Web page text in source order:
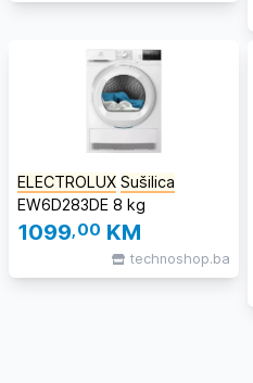
ELECTROLUX Sušilica
EW6D283DE 8 kg
1099,00 KM
technoshop.ba